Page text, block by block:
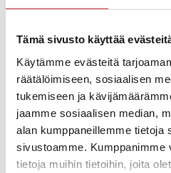
Tämä sivusto käyttää
Käytämme evästeitä
räätälöimiseen, sosiaalisen
tukemiseen ja
jaamme sosiaalisen median,
alan kumppaneillemme tietoja
sivustoamme. Kumppanimme
tietoja muihin tietoihin, joita
Vaajasalmen kyläteatterin
ja la kaksi esitystä klo 15 ja
Sisä-Savon kansalaisopisto
kyläyhdistys ry. Kesto 1h.